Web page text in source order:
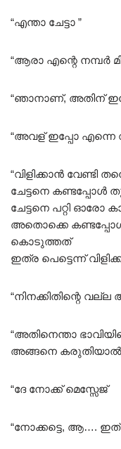
“എന്താ ചേട്ടാ ”
“ആരാ എന്റെ നമ്പർ
“ഞാനാണ്, അതിന്
“അവള് ഇപ്പോ എന്നെ
“വിളിക്കാൻ
ചേട്ടനെ കണ്ടപ്പോൾ
ചേട്ടനെ പറ്റി ഓരോ
അതൊക്കെ
കൊടുത്തത്
ഇത്ര പെട്ടെന്ന്
“നിനക്കിതിന്റെ
“അതിനെന്താ
അങ്ങനെ കരുതിയാൽ
“ദേ നോക്ക് മെസ്സേജ്
“നോക്കട്ടെ, ആ….